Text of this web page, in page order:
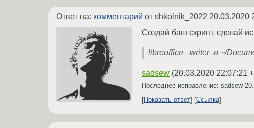
Ответ на: комментарий от shkolnik_2022 20.03.2020
Создай баш скрипт, сделай
libreoffice –writer -o ~/
sadsew (20.03.2020 22:07:21
Последнее исправление: sadsew
Показать ответ
Ссылка